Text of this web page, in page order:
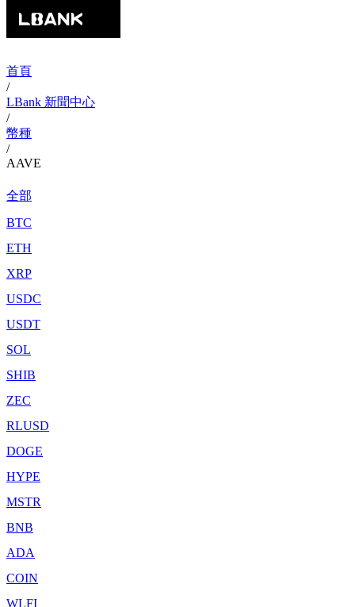
首頁
/
LBank 新聞中心
/
幣種
/
AAVE
全部
BTC
ETH
XRP
USDC
USDT
SOL
SHIB
ZEC
RLUSD
DOGE
HYPE
MSTR
BNB
ADA
COIN
WLFI